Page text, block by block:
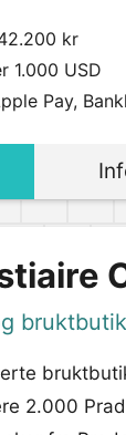
kr
1.000 USD
Pay,
2.000